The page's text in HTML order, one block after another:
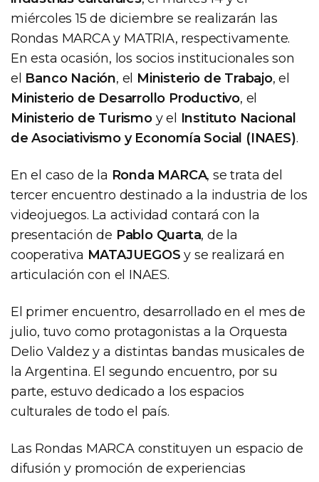
miércoles 15 de diciembre se realizarán las
Rondas MARCA y MATRIA, respectivamente.
En esta ocasión, los socios institucionales son
el Banco Nación, el Ministerio de Trabajo, el
Ministerio de Desarrollo Productivo, el
Ministerio de Turismoy el Instituto Nacional
de Asociativismo y Economía Social (INAES).
En el caso de la Ronda MARCA, se trata del
tercer encuentro destinado a la industria de los
videojuegos. La actividad contará con la
presentación de Pablo Quarta, de la
cooperativa MATAJUEGOS y se realizará en
articulación con el INAES.
El primer encuentro, desarrollado en el mes de
julio, tuvo como protagonistas a la Orquesta
Delio Valdez y a distintas bandas musicales de
la Argentina. El segundo encuentro, por su
parte, estuvo dedicado a los espacios
culturales de todo el país.
Las Rondas MARCA constituyen un espacio de
difusión y promoción de experiencias